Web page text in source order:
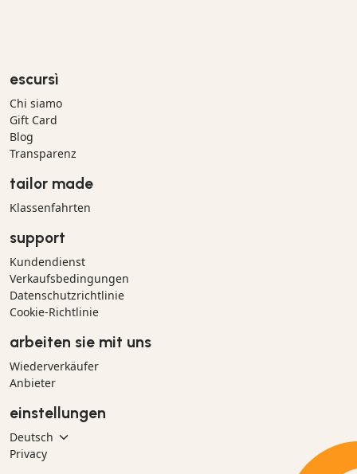
escursì
Chi siamo
Gift Card
Blog
Transparenz
tailor made
Klassenfahrten
support
Kundendienst
Verkaufsbedingungen
Datenschutzrichtlinie
Cookie-Richtlinie
arbeiten sie mit uns
Wiederverkäufer
Anbieter
einstellungen
Privacy